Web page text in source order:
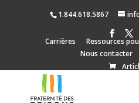
1.844.618.5867
Carrières
Ressources
Nous contacter